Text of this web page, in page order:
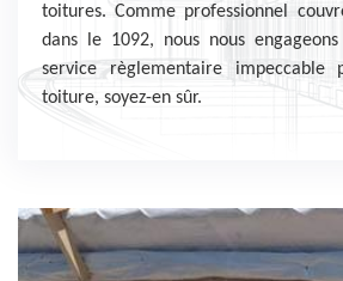
toitures. Comme professionnel
dans le 1092, nous nous
service règlementaire impeccable
toiture, soyez-en sûr.